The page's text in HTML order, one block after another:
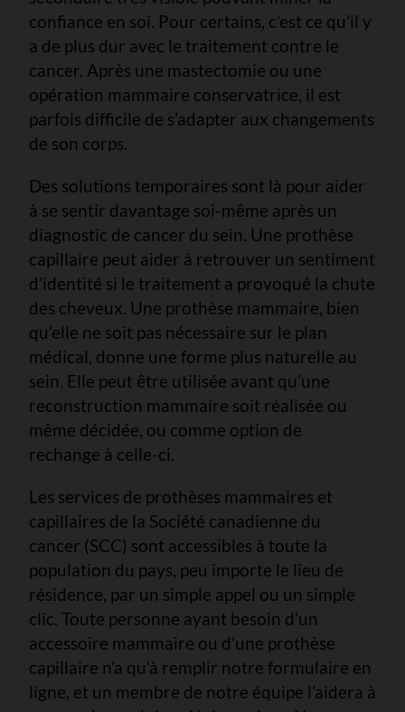
confiance en soi. Pour certains, c’est ce qu’il y
a de plus dur avec le traitement contre le
cancer. Après une mastectomie ou une
opération mammaire conservatrice, il est
parfois difficile de s’adapter aux changements
de son corps.
Des solutions temporaires sont là pour aider
à se sentir davantage soi-même après un
diagnostic de cancer du sein. Une prothèse
capillaire peut aider à retrouver un sentiment
d’identité si le traitement a provoqué la chute
des cheveux. Une prothèse mammaire, bien
qu’elle ne soit pas nécessaire sur le plan
médical, donne une forme plus naturelle au
sein. Elle peut être utilisée avant qu’une
reconstruction mammaire soit réalisée ou
même décidée, ou comme option de
rechange à celle-ci.
Les services de prothèses mammaires et
capillaires de la Société canadienne du
cancer (SCC) sont accessibles à toute la
population du pays, peu importe le lieu de
résidence, par un simple appel ou un simple
clic. Toute personne ayant besoin d’un
accessoire mammaire ou d’une prothèse
capillaire n’a qu’à remplir notre formulaire en
ligne, et un membre de notre équipe l’aidera à